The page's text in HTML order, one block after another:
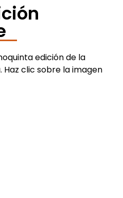
edición de la
Haz clic sobre la imagen